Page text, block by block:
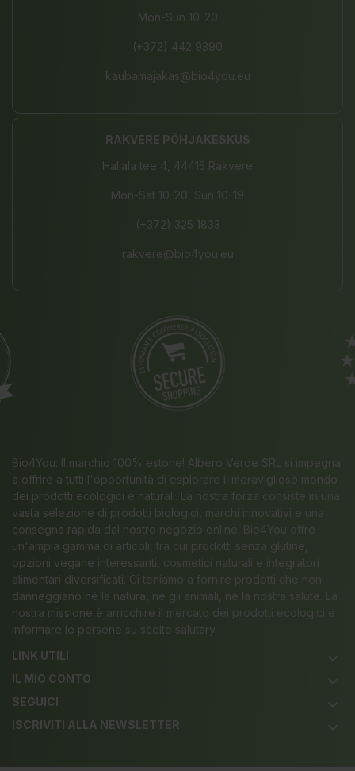
Mon-Sun 10-20
(+372) 442 9390
kaubamajakas@bio4you.eu
RAKVERE PÕHJAKESKUS
Haljala tee 4, 44415 Rakvere
Mon-Sat 10-20, Sun 10-19
(+372) 325 1833
rakvere@bio4you.eu
Bio4You: Il marchio 100% estone! Albero Verde SRL si impegna
a offrire a tutti l'opportunità di esplorare il meraviglioso mondo
dei prodotti ecologici e naturali. La nostra forza consiste in una
vasta selezione di prodotti biologici, marchi innovativi e una
consegna rapida dal nostro negozio online. Bio4You offre
un'ampia gamma di articoli, tra cui prodotti senza glutine,
opzioni vegane interessanti, cosmetici naturali e integratori
alimentari diversificati. Ci teniamo a fornire prodotti che non
danneggiano né la natura, né gli animali, né la nostra salute. La
nostra missione è arricchire il mercato dei prodotti ecologici e
informare le persone su scelte salutary.
LINK UTILI
keyboard_arrow_down
IL MIO CONTO keyboard_arrow_down
SEGUICI keyboard_arrow_down
ISCRIVITI ALLA NEWSLETTER keyboard_arrow_down